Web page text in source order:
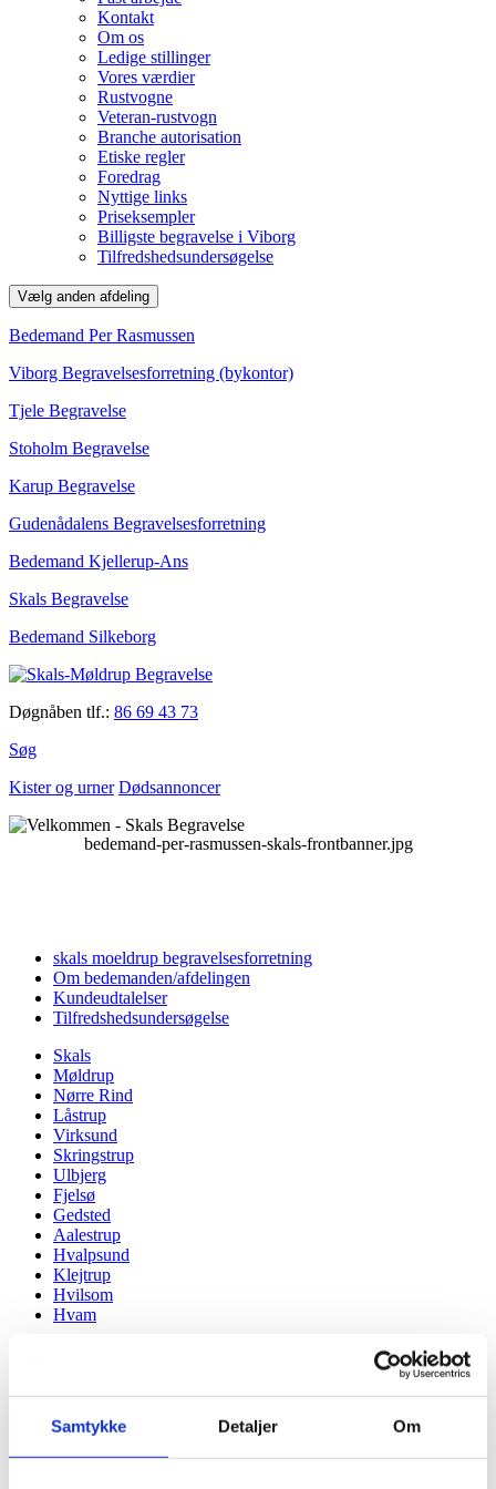
Samtykke Detaljer Om
Kontakt
Om os
Ledige stillinger
Vores værdier
Rustvogne
Veteran-rustvogn
Branche autorisation
Etiske regler
Foredrag
Nyttige links
Priseksempler
Billigste begravelse i Viborg
Tilfredshedsundersøgelse
Vælg anden afdeling
Bedemand Per Rasmussen
Viborg Begravelsesforretning (bykontor)
Tjele Begravelse
Stoholm Begravelse
Karup Begravelse
Gudenådalens Begravelsesforretning
Bedemand Kjellerup-Ans
Skals Begravelse
Bedemand Silkeborg
Døgnåben tlf.: 86 69 43 73
Søg
Kister og urner Dødsannoncer
bedemand-per-rasmussen-skals-frontbanner.jpg
skals moeldrup begravelsesforretning
Om bedemanden/afdelingen
Kundeudtalelser
Tilfredshedsundersøgelse
Skals
Møldrup
Nørre Rind
Låstrup
Virksund
Skringstrup
Ulbjerg
Fjelsø
Gedsted
Aalestrup
Hvalpsund
Klejtrup
Hvilsom
Hvam
Bedemand i Hvam